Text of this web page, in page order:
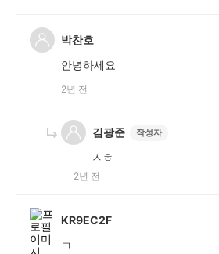
박찬호
안녕하세요
2년 전
김광준 작성자
ㅅㅎ
2년 전
KR9EC2F
ㄱ